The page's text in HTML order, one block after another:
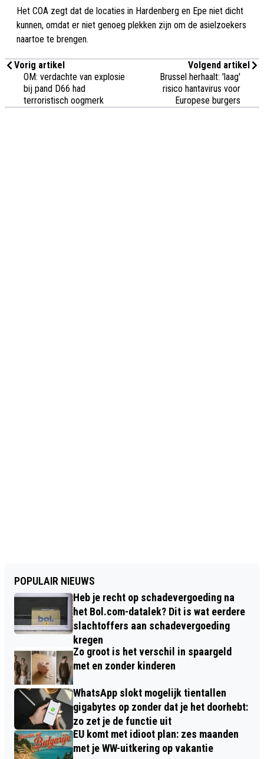
Het COA zegt dat de locaties in Hardenberg en Epe niet dicht
kunnen, omdat er niet genoeg plekken zijn om de asielzoekers
naartoe te brengen.
Vorig artikel
OM: verdachte van explosie
bij pand D66 had
terroristisch oogmerk
Volgend artikel
Brussel herhaalt: 'laag'
risico hantavirus voor
Europese burgers
POPULAIR NIEUWS
Heb je recht op schadevergoeding na
het Bol.com-datalek? Dit is wat eerdere
slachtoffers aan schadevergoeding
kregen
Zo groot is het verschil in spaargeld
met en zonder kinderen
WhatsApp slokt mogelijk tientallen
gigabytes op zonder dat je het doorhebt:
zo zet je de functie uit
EU komt met idioot plan: zes maanden
met je WW-uitkering op vakantie